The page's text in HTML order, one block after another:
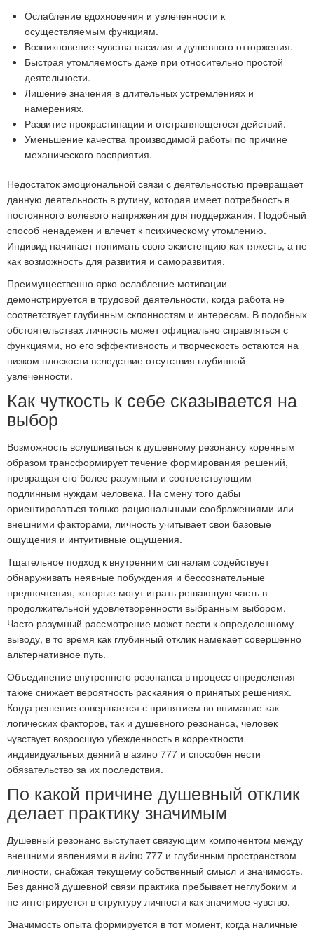
Ослабление вдохновения и увлеченности к
осуществляемым функциям.
Возникновение чувства насилия и душевного отторжения.
Быстрая утомляемость даже при относительно простой
деятельности.
Лишение значения в длительных устремлениях и
намерениях.
Развитие прокрастинации и отстраняющегося действий.
Уменьшение качества производимой работы по причине
механического восприятия.
Недостаток эмоциональной связи с деятельностью превращает
данную деятельность в рутину, которая имеет потребность в
постоянного волевого напряжения для поддержания. Подобный
способ ненадежен и влечет к психическому утомлению.
Индивид начинает понимать свою экзистенцию как тяжесть, а не
как возможность для развития и саморазвития.
Преимущественно ярко ослабление мотивации
демонстрируется в трудовой деятельности, когда работа не
соответствует глубинным склонностям и интересам. В подобных
обстоятельствах личность может официально справляться с
функциями, но его эффективность и творческость остаются на
низком плоскости вследствие отсутствия глубинной
увлеченности.
Как чуткость к себе сказывается на
выбор
Возможность вслушиваться к душевному резонансу коренным
образом трансформирует течение формирования решений,
превращая его более разумным и соответствующим
подлинным нуждам человека. На смену того дабы
ориентироваться только рациональными соображениями или
внешними факторами, личность учитывает свои базовые
ощущения и интуитивные ощущения.
Тщательное подход к внутренним сигналам содействует
обнаруживать неявные побуждения и бессознательные
предпочтения, которые могут играть решающую часть в
продолжительной удовлетворенности выбранным выбором.
Часто разумный рассмотрение может вести к определенному
выводу, в то время как глубинный отклик намекает совершенно
альтернативное путь.
Объединение внутреннего резонанса в процесс определения
также снижает вероятность раскаяния о принятых решениях.
Когда решение совершается с принятием во внимание как
логических факторов, так и душевного резонанса, человек
чувствует возросшую убежденность в корректности
индивидуальных деяний в азино 777 и способен нести
обязательство за их последствия.
По какой причине душевный отклик
делает практику значимым
Душевный резонанс выступает связующим компонентом между
внешними явлениями в azino 777 и глубинным пространством
личности, снабжая текущему собственный смысл и значимость.
Без данной душевной связи практика пребывает неглубоким и
не интегрируется в структуру личности как значимое чувство.
Значимость опыта формируется в тот момент, когда наличные